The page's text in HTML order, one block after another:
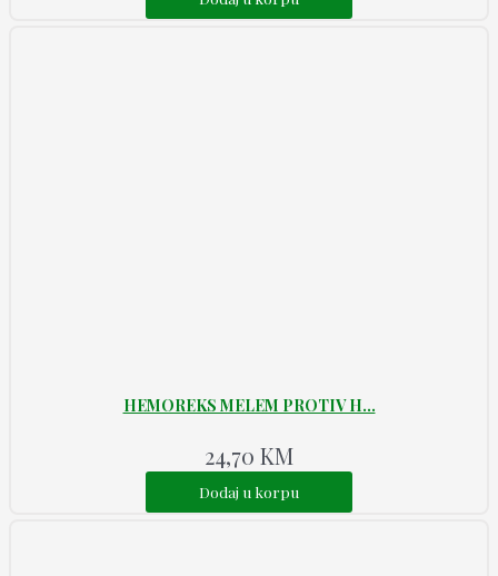
HEMOREKS MELEM PROTIV H...
24,70 KM
Dodaj u korpu